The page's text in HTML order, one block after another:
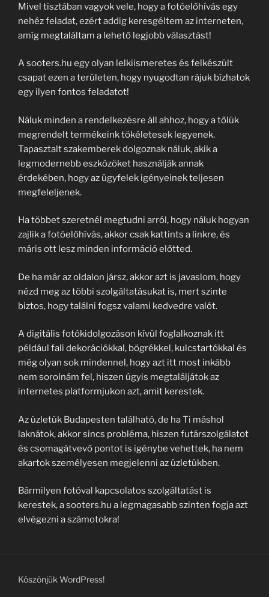
Mivel tisztában vagyok vele, hogy a fotóelőhívás egy
nehéz feladat, ezért addig keresgéltem az interneten,
amíg megtaláltam a lehető legjobb választást!
A sooters.hu egy olyan lelkiismeretes és felkészült
csapat ezen a területen, hogy nyugodtan rájuk bízhatok
egy ilyen fontos feladatot!
Náluk minden a rendelkezésre áll ahhoz, hogy a tőlük
megrendelt termékeink tökéletesek legyenek.
Tapasztalt szakemberek dolgoznak náluk, akik a
legmodernebb eszközöket használják annak
érdekében, hogy az ügyfelek igényeinek teljesen
megfeleljenek.
Ha többet szeretnél megtudni arról, hogy náluk hogyan
zajlik a fotóelőhívás, akkor csak kattints a linkre, és
máris ott lesz minden információ előtted.
De ha már az oldalon jársz, akkor azt is javaslom, hogy
nézd meg az többi szolgáltatásukat is, mert szinte
biztos, hogy találni fogsz valami kedvedre valót.
A digitális fotókidolgozáson kívül foglalkoznak itt
például fali dekorációkkal, bögrékkel, kulcstartókkal és
még olyan sok mindennel, hogy azt itt most inkább
nem sorolnám fel, hiszen úgyis megtaláljátok az
internetes platformjukon azt, amit kerestek.
Az üzletük Budapesten található, de ha Ti máshol
laknátok, akkor sincs probléma, hiszen futárszolgálatot
és csomagátvevő pontot is igénybe vehettek, ha nem
akartok személyesen megjelenni az üzletükben.
Bármilyen fotóval kapcsolatos szolgáltatást is
kerestek, a sooters.hu a legmagasabb szinten fogja azt
elvégezni a számotokra!
Köszönjük WordPress!